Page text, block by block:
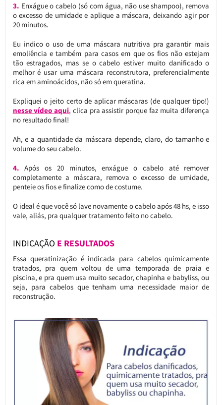
3. Enxágue o cabelo (só com água, não use shampoo), remova
o excesso de umidade e aplique a máscara, deixando agir por
20 minutos.
Eu indico o uso de uma máscara nutritiva pra garantir mais
emoliência e também para casos em que os fios não estejam
tão estragados, mas se o cabelo estiver muito danificado o
melhor é usar uma máscara reconstrutora, preferencialmente
rica em aminoácidos, não só em queratina.
Expliquei o jeito certo de aplicar máscaras (de qualquer tipo!)
nesse vídeo aqui, clica pra assistir porque faz muita diferença
no resultado final!
Ah, e a quantidade da máscara depende, claro, do tamanho e
volume do seu cabelo.
4. Após os 20 minutos, enxágue o cabelo até remover
completamente a máscara, remova o excesso de umidade,
penteie os fios e finalize como de costume.
O ideal é que você só lave novamente o cabelo após 48 hs, e isso
vale, aliás, pra qualquer tratamento feito no cabelo.
INDICAÇÃO E RESULTADOS
Essa queratinização é indicada para cabelos quimicamente
tratados, pra quem voltou de uma temporada de praia e
piscina, e pra quem usa muito secador, chapinha e babyliss, ou
seja, para cabelos que tenham uma necessidade maior de
reconstrução.